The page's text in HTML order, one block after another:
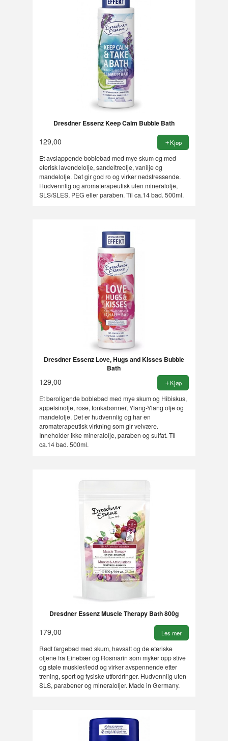
Dresdner Essenz Keep Calm Bubble Bath
129,00 Kjøp
Et avslappende boblebad med mye skum og med
eterisk lavendelolje, sandeltreolje, vanilje og
mandelolje. Det gir god ro og virker nedstressende.
Hudvennlig og aromaterapeutisk uten mineralolje,
SLS/SLES, PEG eller paraben. Til ca.14 bad. 500ml.
Dresdner Essenz Love, Hugs and Kisses Bubble
Bath
129,00 Kjøp
Et beroligende boblebad med mye skum og Hibiskus,
appelsinolje, rose, tonkabønner, Ylang-Ylang olje og
mandelolje. Det er hudvennlig og har en
aromaterapeutisk virkning som gir velvære.
Inneholder ikke mineralolje, paraben og sulfat. Til
ca.14 bad. 500ml.
Dresdner Essenz Muscle Therapy Bath 800g
179,00 Les mer
Rødt fargebad med skum, havsalt og de eteriske
oljene fra Einebær og Rosmarin som myker opp stive
og støle muskler/ledd og virker avspennende etter
trening, sport og fysiske utfordringer. Hudvennlig uten
SLS, parabener og mineraloljer. Made in Germany.